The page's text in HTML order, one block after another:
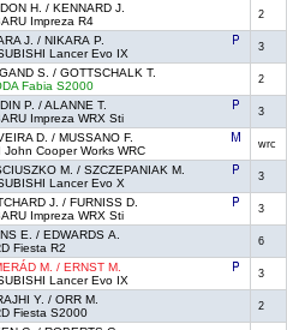
H. / KENNARD J.
Impreza R4
2
J. / NIKARA P.
Lancer Evo IX
3
S. / GOTTSCHALK T.
Fabia S2000
2
P. / ALANNE T.
Impreza WRX Sti
3
D. / MUSSANO F.
John Cooper Works WRC
wrc
M. / SZCZEPANIAK M.
Lancer Evo X
3
J. / FURNISS D.
Impreza WRX Sti
3
E. / EDWARDS A.
Fiesta R2
6
M. / ERNST M.
Lancer Evo IX
3
Y. / ORR M.
Fiesta S2000
2